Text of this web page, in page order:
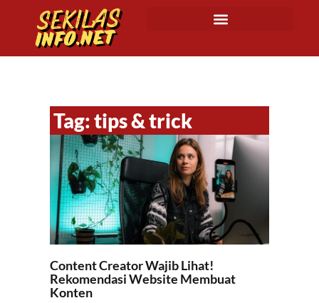
Tag: tips & trick
Content Creator Wajib Lihat!
Rekomendasi Website Membuat
Konten